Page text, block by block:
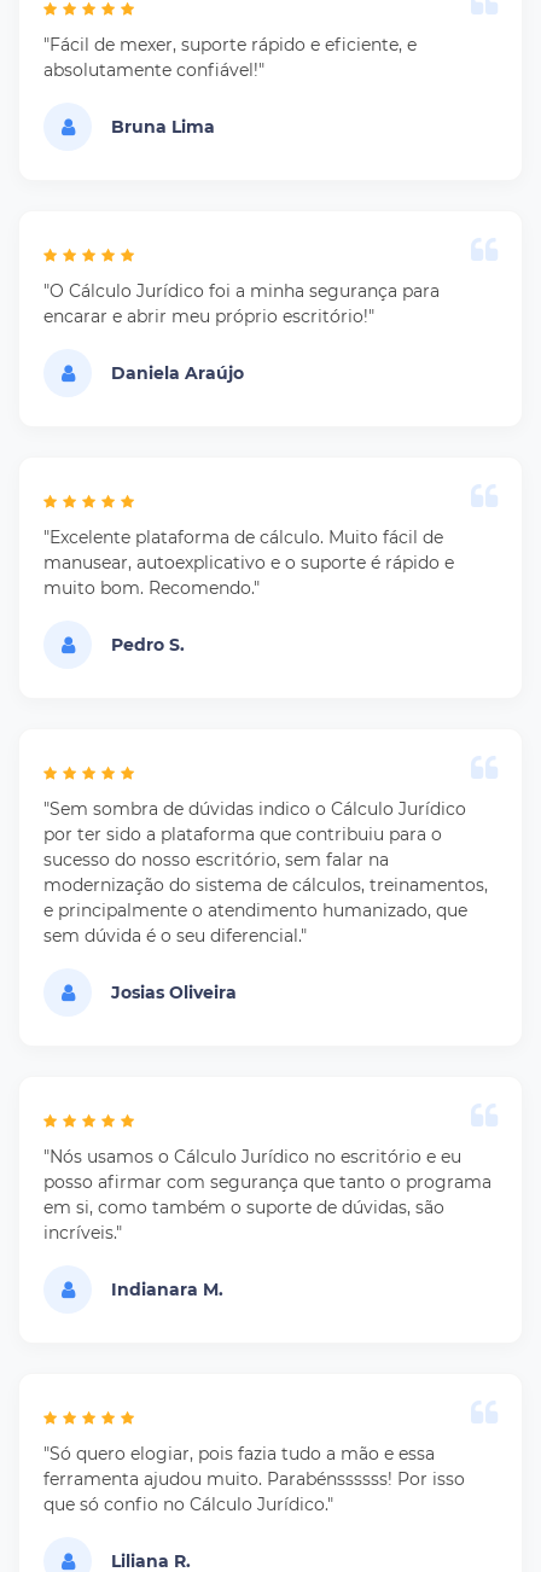
"Fácil de mexer, suporte rápido e eficiente, e
absolutamente confiável!"
Bruna Lima
"O Cálculo Jurídico foi a minha segurança para
encarar e abrir meu próprio escritório!"
Daniela Araújo
"Excelente plataforma de cálculo. Muito fácil de
manusear, autoexplicativo e o suporte é rápido e
muito bom. Recomendo."
Pedro S.
"Sem sombra de dúvidas indico o Cálculo Jurídico
por ter sido a plataforma que contribuiu para o
sucesso do nosso escritório, sem falar na
modernização do sistema de cálculos, treinamentos,
e principalmente o atendimento humanizado, que
sem dúvida é o seu diferencial."
Josias Oliveira
"Nós usamos o Cálculo Jurídico no escritório e eu
posso afirmar com segurança que tanto o programa
em si, como também o suporte de dúvidas, são
incríveis."
Indianara M.
"Só quero elogiar, pois fazia tudo a mão e essa
ferramenta ajudou muito. Parabénssssss! Por isso
que só confio no Cálculo Jurídico."
Liliana R.